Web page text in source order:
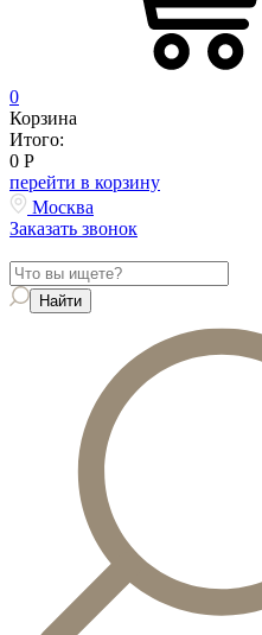
0
Корзина
Итого:
0 Р
перейти в корзину
Москва
Заказать звонок